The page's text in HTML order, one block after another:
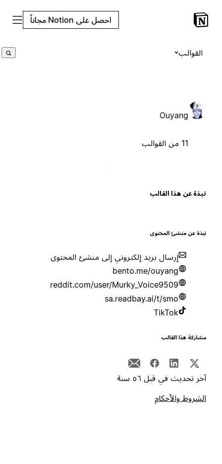
احصل على Notion مجاناً
القوالب
Ouyang
عن هذا القالب
عن منشئ المحتوى
إرسال بريد إلكتروني إلى منشئ المحتوى
bento.me/ouyang
reddit.com/user/Murky_Voice9509
sa.readbay.ai/t/smo
TikTok
هذا القالب
تحديث في قبل ٥٦ سنة
والأحكام